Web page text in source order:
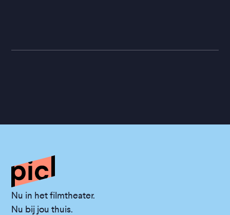
Nu in het filmtheater.
Nu bij jou thuis.